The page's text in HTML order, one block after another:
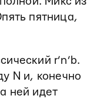
пятница,
r’n’b.
N и, конечно
ней идет